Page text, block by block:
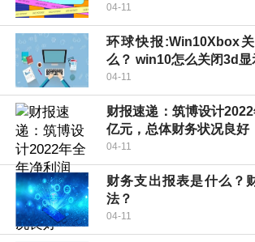
04-11
环球快报:Win10Xbox
么？ win10怎么关闭3d显
04-11
财报速递：筑博设计
亿元，总体财务状况良好
04-11
财务支出报表是什么？
法？
04-11